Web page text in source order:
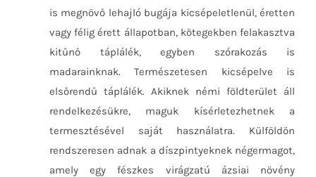
is megnövő lehajló bugája kicsépeletlenül, éretten
vagy félig érett állapotban, kötegekben felakasztva
kitűnő táplálék, egyben szórakozás is
madarainknak. Természetesen kicsépelve is
elsőrendű táplálék. Akiknek némi földterület áll
rendelkezésükre, maguk kísérletezhetnek a
termesztésével saját használatra. Külföldön
rendszeresen adnak a díszpintyeknek négermagot,
amely egy fészkes virágzatú ázsiai növény